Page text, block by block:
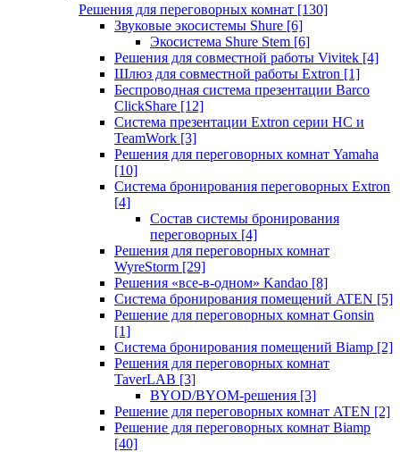
Решения для переговорных комнат [130]
Звуковые экосистемы Shure [6]
Экосистема Shure Stem [6]
Решения для совместной работы Vivitek [4]
Шлюз для совместной работы Extron [1]
Беспроводная система презентации Barco
ClickShare [12]
Система презентации Extron серии HC и
TeamWork [3]
Решения для переговорных комнат Yamaha
[10]
Система бронирования переговорных Extron
[4]
Состав системы бронирования
переговорных [4]
Решения для переговорных комнат
WyreStorm [29]
Решения «все-в-одном» Kandao [8]
Система бронирования помещений ATEN [5]
Решение для переговорных комнат Gonsin
[1]
Система бронирования помещений Biamp [2]
Решения для переговорных комнат
TaverLAB [3]
BYOD/BYOM-решения [3]
Решение для переговорных комнат ATEN [2]
Решение для переговорных комнат Biamp
[40]